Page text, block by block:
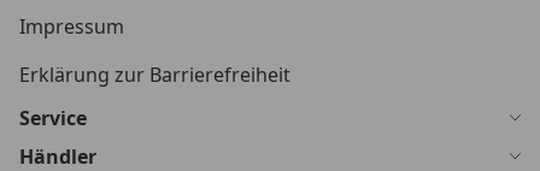
Impressum
Erklärung zur Barrierefreiheit
Service
Händler